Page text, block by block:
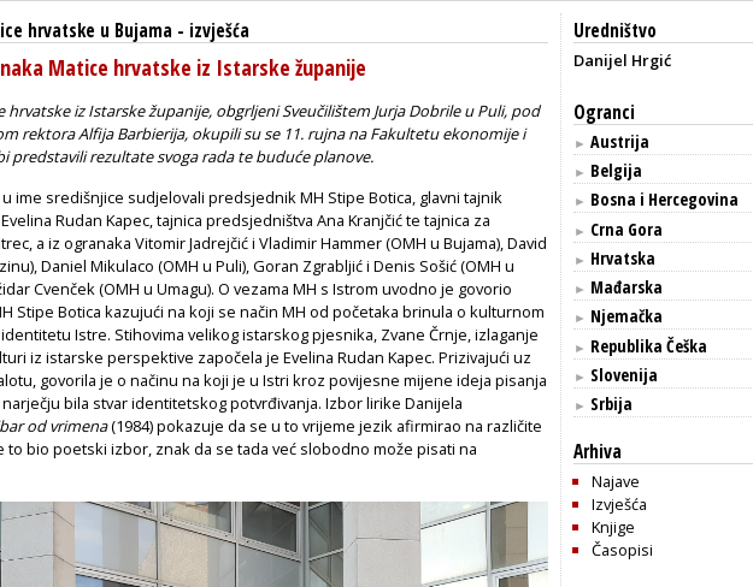
hrvatske u Bujama - izvješća
Matice hrvatske iz Istarske županije
hrvatske iz Istarske županije, obgrljeni Sveučilištem Jurja Dobrile u Puli, pod
rektora Alfija Barbierija, okupili su se 11. rujna na Fakultetu ekonomije i
predstavili rezultate svoga rada te buduće planove.
ime središnjice sudjelovali predsjednik MH Stipe Botica, glavni tajnik
Rudan Kapec, tajnica predsjedništva Ana Kranjčić te tajnica za
a iz ogranaka Vitomir Jadrejčić i Vladimir Hammer (OMH u Bujama), David
Daniel Mikulaco (OMH u Puli), Goran Zgrabljić i Denis Sošić (OMH u
Cvenček (OMH u Umagu). O vezama MH s Istrom uvodno je govorio
Stipe Botica kazujući na koji se način MH od početaka brinula o kulturnom
Istre. Stihovima velikog istarskog pjesnika, Zvane Črnje, izlaganje
iz istarske perspektive započela je Evelina Rudan Kapec. Prizivajući uz
govorila je o načinu na koji je u Istri kroz povijesne mijene ideja pisanja
bila stvar identitetskog potvrđivanja. Izbor lirike Danijela
od vrimena(1984) pokazuje da se u to vrijeme jezik afirmirao na različite
to bio poetski izbor, znak da se tada već slobodno može pisati na
Uredništvo
Danijel Hrgić
Ogranci
► Austrija
► Belgija
► Bosna i Hercegovina
► Crna Gora
► Hrvatska
► Mađarska
► Njemačka
► Republika Češka
► Slovenija
► Srbija
Arhiva
Najave
Izvješća
Knjige
Časopisi